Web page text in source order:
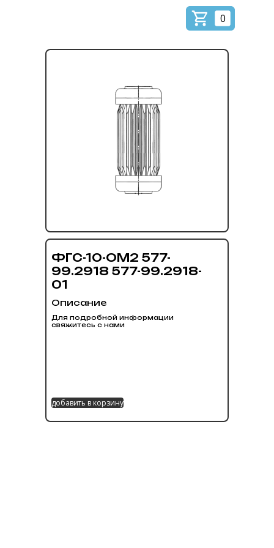
0
ФГС-10-ОМ2 577-
99.2918 577-99.2918-
01
Описание
Для подробной информации
свяжитесь с нами
добавить в корзину